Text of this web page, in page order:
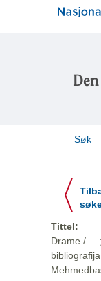
Søk
Tittel:
Drame / ...